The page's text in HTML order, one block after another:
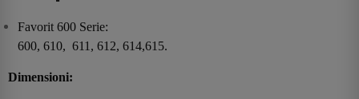
Favorit 600 Serie:
600, 610, 611, 612, 614,615.
Dimensioni: